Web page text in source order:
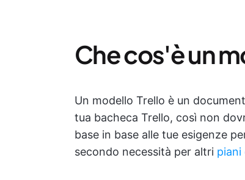
Che cos'è un
Un modello Trello è un
tua bacheca Trello, così non
base in base alle tue esigenze
secondo necessità per altri